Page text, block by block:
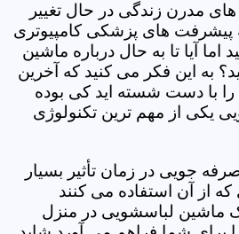
مدرن زندگی در حال تغییر
پیشرفت های پزشکی کامپیوتری
اما آیا تا به حال درباره ماشین
به این فکر می کنید که آخرین
را با دست شسته اید کی بوده
یکی از مهم ترین تکنولوژی
جویی در زمان تأثیر بسیار
که از آن استفاده می کنند
ماشین لباسشویی در منزل